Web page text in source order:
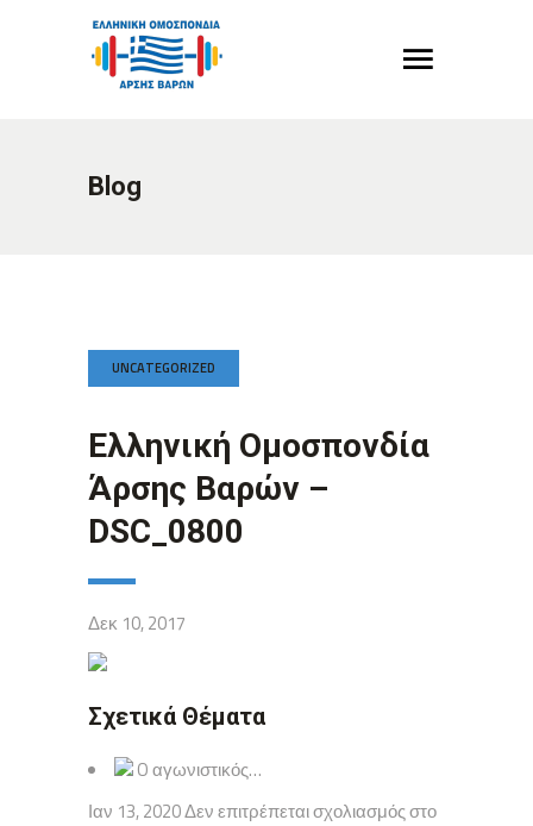
Blog
UNCATEGORIZED
Ελληνική Ομοσπονδία
Άρσης Βαρών –
DSC_0800
Δεκ 10, 2017
Σχετικά Θέματα
O αγωνιστικός…
Ιαν 13, 2020 Δεν επιτρέπεται σχολιασμός στο